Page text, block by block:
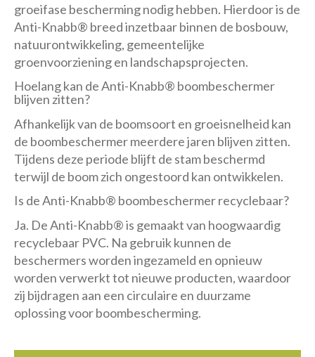
groeifase bescherming nodig hebben. Hierdoor is de
Anti-Knabb® breed inzetbaar binnen de bosbouw,
natuurontwikkeling, gemeentelijke
groenvoorziening en landschapsprojecten.
Hoelang kan de Anti-Knabb® boombeschermer
blijven zitten?
Afhankelijk van de boomsoort en groeisnelheid kan
de boombeschermer meerdere jaren blijven zitten.
Tijdens deze periode blijft de stam beschermd
terwijl de boom zich ongestoord kan ontwikkelen.
Is de Anti-Knabb® boombeschermer recyclebaar?
Ja. De Anti-Knabb® is gemaakt van hoogwaardig
recyclebaar PVC. Na gebruik kunnen de
beschermers worden ingezameld en opnieuw
worden verwerkt tot nieuwe producten, waardoor
zij bijdragen aan een circulaire en duurzame
oplossing voor boombescherming.